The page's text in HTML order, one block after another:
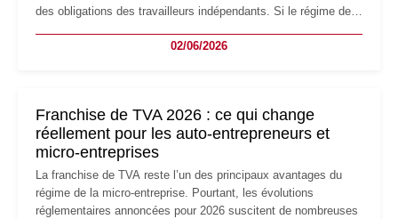
des obligations des travailleurs indépendants. Si le régime de
les auto-entrepreneurs devront s'adapter à un environnement
02/06/2026
Franchise de TVA 2026 : ce qui change
réellement pour les auto-entrepreneurs et
micro-entreprises
La franchise de TVA reste l’un des principaux avantages du
régime de la micro-entreprise. Pourtant, les évolutions
réglementaires annoncées pour 2026 suscitent de nombreuses